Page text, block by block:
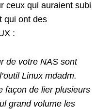
ceux qui auraient subi
qui ont des
:
de votre NAS sont
Linux mdadm.
façon de lier plusieurs
grand volume les